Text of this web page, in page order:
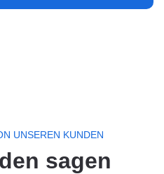
UNSEREN KUNDEN
sagen